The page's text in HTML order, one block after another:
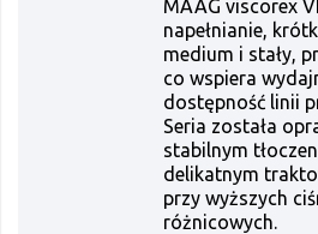
MAAG viscorex
napełnianie,
medium i stały,
co wspiera
dostępność linii
Seria została
stabilnym
delikatnym
przy wyższych
różnicowych.